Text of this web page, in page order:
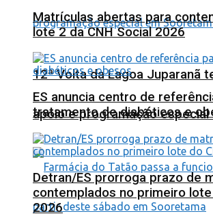
12ª Volta da Lagoa Juparanã
apoio e programação
Matrículas abertas para
lote 2 da CNH Social 2026
ES anuncia centro de
tratamento de diabéticos e
Detran/ES prorroga prazo de
contemplados no primeiro lote
2026